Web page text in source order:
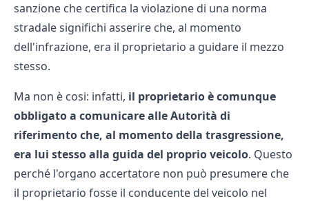
sanzione che certifica la violazione di una norma
stradale significhi asserire che, al momento
dell'infrazione, era il proprietario a guidare il mezzo
stesso.
Ma non è cosi: infatti, il proprietario è comunque
obbligato a comunicare alle Autorità di
riferimento che, al momento della trasgressione,
era lui stesso alla guida del proprio veicolo. Questo
perché l'organo accertatore non può presumere che
il proprietario fosse il conducente del veicolo nel